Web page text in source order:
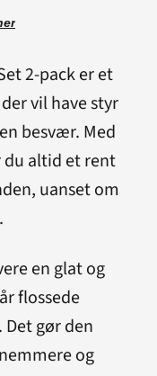
2-pack er et
vil have styr
besvær. Med
du altid et rent
uanset om
en glat og
flossede
gør den
og